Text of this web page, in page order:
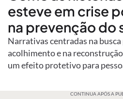
esteve em crise
na prevenção do
Narrativas centradas na
acolhimento e na
um efeito protetivo para
CONTINUA APÓS A